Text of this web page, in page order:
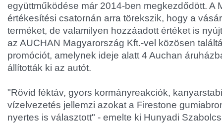
együttműködése már 2014-ben megkezdődött. A
értékesítési csatornán arra törekszik, hogy a
terméket, de valamilyen hozzáadott értéket is
az AUCHAN Magyarország Kft.-vel közösen
promóciót, amelynek ideje alatt 4 Auchan
állították ki az autót.
"Rövid féktáv, gyors kormányreakciók,
vízelvezetés jellemzi azokat a Firestone
nyertes is választott" - emelte ki Hunyadi